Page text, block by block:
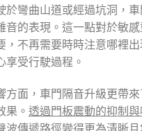
於彎曲山道或經過坑洞，
音的表現。這一點對於敏
，不再需要時時注意哪裡出
享受行駛過程。
方面，車門隔音升級更帶
果。 透過門板震動的抑制